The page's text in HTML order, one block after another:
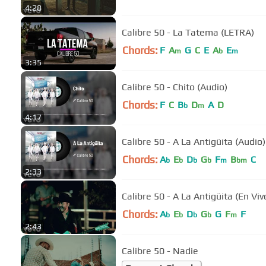
4:28
3:35
Calibre 50 - La Tatema (LETRA)
Chords: F Am G C E Ab Em
4:17
Calibre 50 - Chito (Audio)
Chords: F C Bb Dm A D
2:33
Calibre 50 - A La Antigüita (Audio)
Chords: Ab Eb Db Gb Fm Bbm C
2:43
Calibre 50 - A La Antigüita (En
Chords: Ab Eb Db Gb G Fm F
Calibre 50 - Nadie